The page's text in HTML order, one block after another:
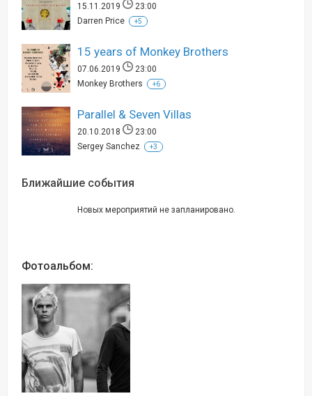
15.11.2019
23:00
Darren Price
+5
15 years of Monkey Brothers
07.06.2019
23:00
Monkey Brothers
+6
Parallel & Seven Villas
20.10.2018
23:00
Sergey Sanchez
+3
Ближайшие события
Новых мероприятий не запланировано.
Фотоальбом: